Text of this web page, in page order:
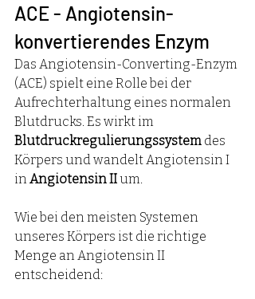
ACE - Angiotensin-
konvertierendes Enzym
Das Angiotensin-Converting-Enzym
(ACE) spielt eine Rolle bei der
Aufrechterhaltung eines normalen
Blutdrucks. Es wirkt im
Blutdruckregulierungssystem des
Körpers und wandelt Angiotensin I
in Angiotensin II um.
Wie bei den meisten Systemen
unseres Körpers ist die richtige
Menge an Angiotensin II
entscheidend: